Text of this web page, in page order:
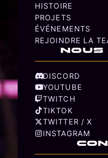
HISTOIRE
PROJETS
ÉVÉNEMENTS
REJOINDRE LA
NOUS
DISCORD
YOUTUBE
TWITCH
TIKTOK
TWITTER / X
INSTAGRAM